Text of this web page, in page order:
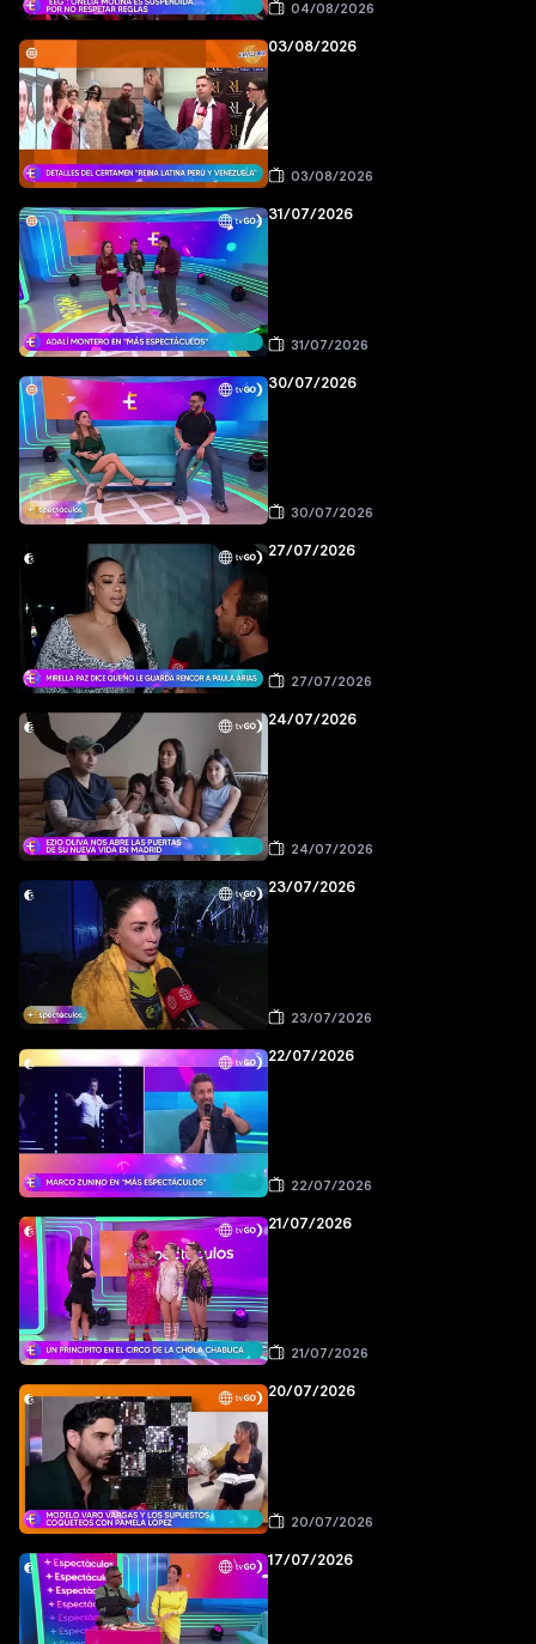
04/08/2026
03/08/2026
03/08/2026
31/07/2026
31/07/2026
30/07/2026
30/07/2026
27/07/2026
27/07/2026
24/07/2026
24/07/2026
23/07/2026
23/07/2026
22/07/2026
22/07/2026
21/07/2026
21/07/2026
20/07/2026
20/07/2026
17/07/2026